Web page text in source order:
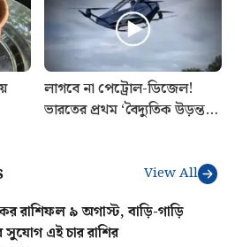
লাগবে না পেট্রোল-ডিজেল!
ভারতের প্রথম ‘বৈদ্যুতিক উড়ন্ত
View All
রাশিফল ৯ অগাস্ট, বাড়ি-গাড়ি
সুযোগ এই চার রাশির